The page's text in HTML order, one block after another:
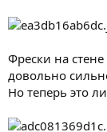
Фрески на
довольно
Но теперь это